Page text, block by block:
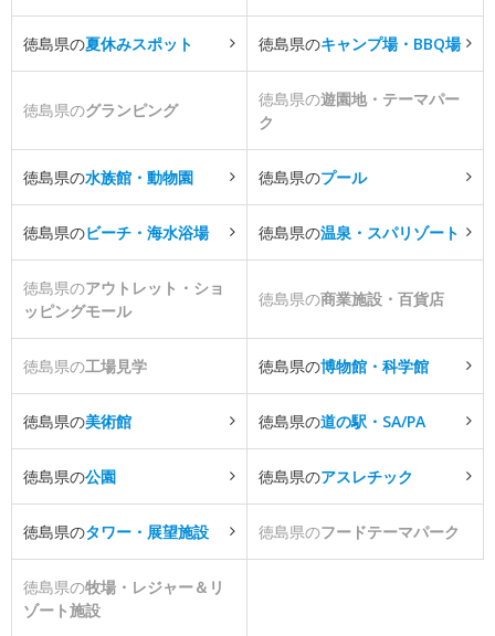
徳島県の夏休みスポット 徳島県のキャンプ場・BBQ場
徳島県のグランピング
徳島県の遊園地・テーマパー
ク
徳島県の水族館・動物園 徳島県のプール
徳島県のビーチ・海水浴場 徳島県の温泉・スパリゾート
徳島県のアウトレット・ショ
ッピングモール
徳島県の商業施設・百貨店
徳島県の工場見学 徳島県の博物館・科学館
徳島県の美術館 徳島県の道の駅・SA/PA
徳島県の公園 徳島県のアスレチック
徳島県のタワー・展望施設 徳島県のフードテーマパーク
徳島県の牧場・レジャー＆リ
ゾート施設